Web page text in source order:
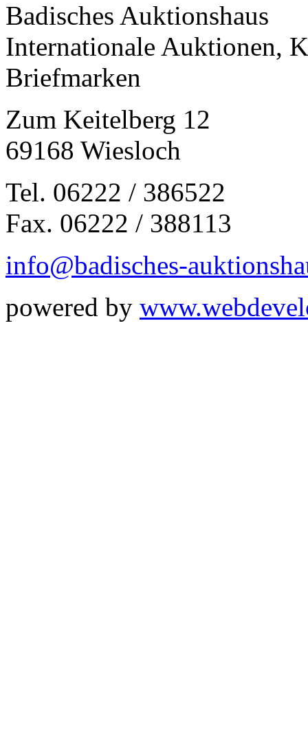
Badisches Auktionshaus
Internationale Auktionen,
Briefmarken
Zum Keitelberg 12
69168 Wiesloch
Tel. 06222 / 386522
Fax. 06222 / 388113
info@badisches-
powered by